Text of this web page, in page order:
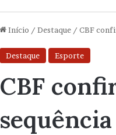
Início / Destaque / CBF
Destaque Esporte
CBF